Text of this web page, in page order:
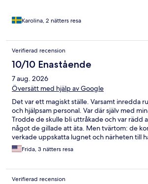
Karolina, 2 nätters resa
Verifierad recension
10/10 Enastående
7 aug. 2026
Översätt med hjälp av Google
Det var ett magiskt ställe. Varsamt inredda
och hjälpsam personal. Var där själv med
Trodde de skulle bli uttråkade och var rädd
något de gillade att äta. Men tvärtom: de
verkade uppskatta lugnet och närheten till
tallrikarna rena varje kväll. Kommer gärna
Frida, 3 nätters resa
Verifierad recension